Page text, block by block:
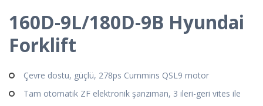
160D-9L/180D-9B Hyundai
Forklift
Çevre dostu, güçlü, 278ps Cummins QSL9 motor
Tam otomatik ZF elektronik şanzıman, 3 ileri-geri vites ile